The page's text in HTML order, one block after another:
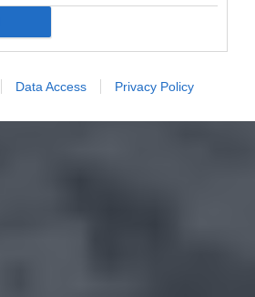
Data Access Privacy Policy